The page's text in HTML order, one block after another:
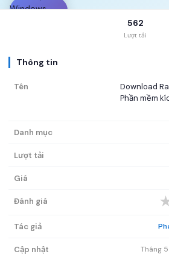
562
Lượt tải
Thông tin
Tên
Download
Phần mềm
Danh mục
Lượt tải
Giá
Đánh giá
Tác giả
Cập nhật Tháng